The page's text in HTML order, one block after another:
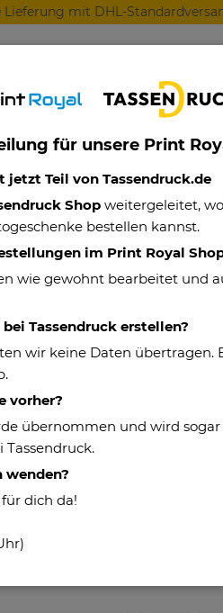
mit DHL-
- mit Name
Name
Eigenschaften
Maße:
für unsere Print
Teil von Tassendruck.de
Shop weitergeleitet,
bestellen kannst.
im Print Royal
wie gewohnt bearbeitet und
Tassendruck erstellen?
wir keine Daten übertragen.
vorher?
übernommen und wird
wenden?
dich da!